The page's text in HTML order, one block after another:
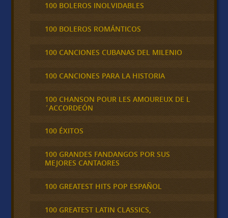
100 BOLEROS INOLVIDABLES
100 BOLEROS ROMÁNTICOS
100 CANCIONES CUBANAS DEL MILENIO
100 CANCIONES PARA LA HISTORIA
100 CHANSON POUR LES AMOUREUX DE L
´ACCORDEÓN
100 ÉXITOS
100 GRANDES FANDANGOS POR SUS
MEJORES CANTAORES
100 GREATEST HITS POP ESPAÑOL
100 GREATEST LATIN CLASSICS,